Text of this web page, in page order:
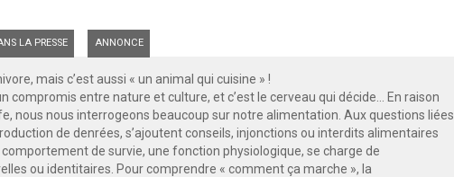
LA PRESSE ANNONCE
mais c’est aussi « un animal qui cuisine » !
compromis entre nature et culture, et c’est le cerveau qui décide… En raison
nous nous interrogeons beaucoup sur notre alimentation. Aux questions liées
de denrées, s’ajoutent conseils, injonctions ou interdits alimentaires
comportement de survie, une fonction physiologique, se charge de
ou identitaires. Pour comprendre « comment ça marche », la